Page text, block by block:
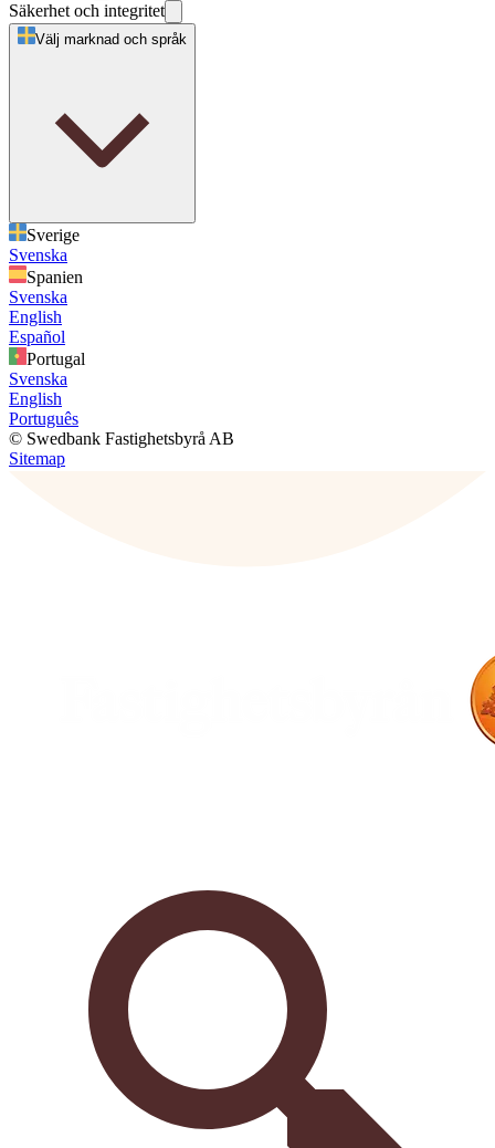
Säkerhet och integritet
Välj marknad och språk
Sverige
Svenska
Spanien
Svenska
English
Español
Portugal
Svenska
English
Português
© Swedbank Fastighetsbyrå AB
Sitemap